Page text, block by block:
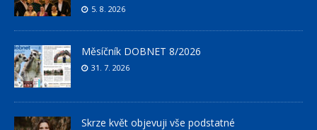
5. 8. 2026
Měsíčník DOBNET 8/2026
31. 7. 2026
Skrze květ objevuji vše podstatné